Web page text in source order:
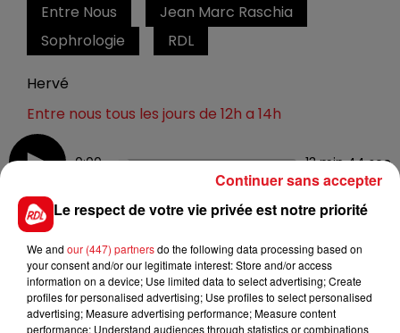
Entre Nous
Jean Marc Raschia
Sophrologie
RDL
Hervé
Entre nous tous les jours de 12h a 14h
0:00 13 min 44 sec
31 mai 2022 - 13 min 44 sec
ENTRE NOUS : LUCIE POUILLE SOPHROLOGUE
La Sophrologie
Le respect de votre vie privée est notre priorité
We and our (447) partnersdo the following data processing based on
your consent and/or our legitimate interest: Store and/or access
information on a device; Use limited data to select advertising; Create
profiles for personalised advertising; Use profiles to select personalised
advertising; Measure advertising performance; Measure content
performance; Understand audiences through statistics or combinations
Continuer sans accepter